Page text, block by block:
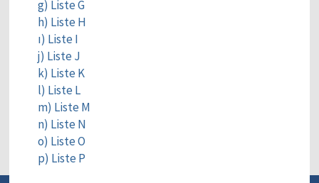
g) Liste G
h) Liste H
ı) Liste I
j) Liste J
k) Liste K
l) Liste L
m) Liste M
n) Liste N
o) Liste O
p) Liste P